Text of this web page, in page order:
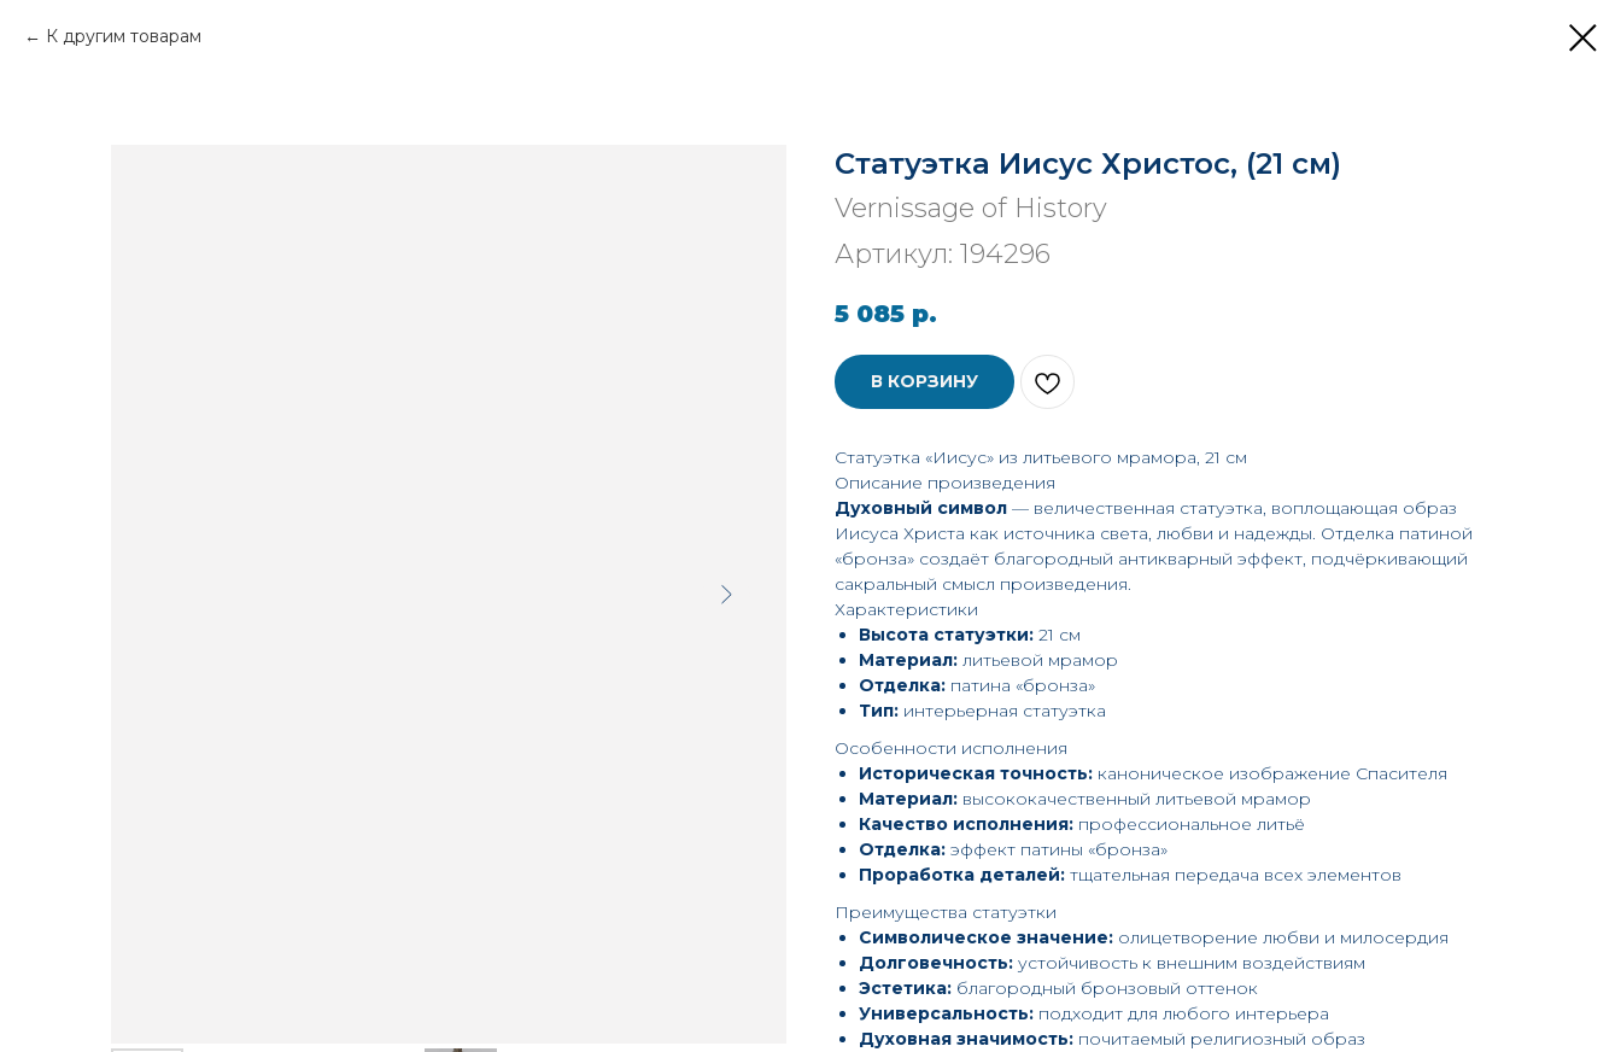
К другим товарам
Статуэтка Иисус Христос, (21 см)
Vernissage of History
Артикул: 194296
5 085 р.
В КОРЗИНУ
Статуэтка «Иисус» из литьевого мрамора, 21 см
Описание произведения
Духовный символ — величественная статуэтка, воплощающая образ
Иисуса Христа как источника света, любви и надежды. Отделка патиной
«бронза» создаёт благородный антикварный эффект, подчёркивающий
сакральный смысл произведения.
Характеристики
Высота статуэтки: 21 см
Материал: литьевой мрамор
Отделка: патина «бронза»
Тип: интерьерная статуэтка
Особенности исполнения
Историческая точность: каноническое изображение Спасителя
Материал: высококачественный литьевой мрамор
Качество исполнения: профессиональное литьё
Отделка: эффект патины «бронза»
Проработка деталей: тщательная передача всех элементов
Преимущества статуэтки
Символическое значение: олицетворение любви и милосердия
Долговечность: устойчивость к внешним воздействиям
Эстетика: благородный бронзовый оттенок
Универсальность: подходит для любого интерьера
Духовная значимость: почитаемый религиозный образ